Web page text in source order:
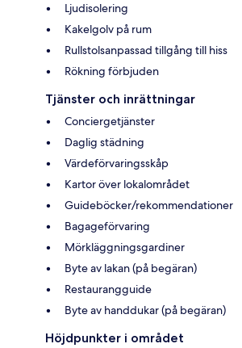
Ljudisolering
Kakelgolv på rum
Rullstolsanpassad tillgång till hiss
Rökning förbjuden
Tjänster och inrättningar
Conciergetjänster
Daglig städning
Värdeförvaringsskåp
Kartor över lokalområdet
Guideböcker/rekommendationer
Bagageförvaring
Mörkläggningsgardiner
Byte av lakan (på begäran)
Restaurangguide
Byte av handdukar (på begäran)
Höjdpunkter i området